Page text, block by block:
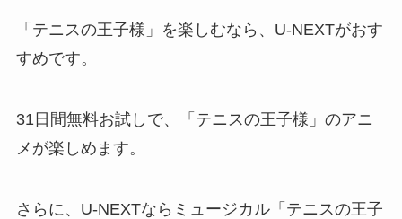
「テニスの王子様」を楽しむなら、U-NEXTがおす
すめです。
31日間無料お試しで、「テニスの王子様」のアニ
メが楽しめます。
さらに、U-NEXTならミュージカル「テニスの王子